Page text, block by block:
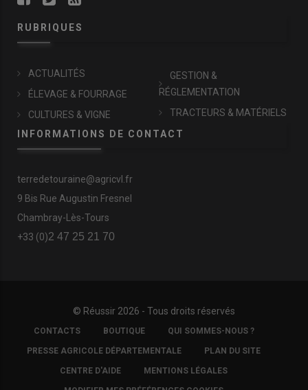
RUBRIQUES
ACTUALITÉS
ÉLEVAGE & FOURRAGE
CULTURES & VIGNE
GESTION &
RÉGLEMENTATION
TRACTEURS & MATÉRIELS
INFORMATIONS DE CONTACT
terredetouraine@agricvl.fr
9 Bis Rue Augustin Fresnel
Chambray-Lès-Tours
+33 (0)2 47 25 21 70
© Réussir 2026 - Tous droits réservés
FOOTER
COPYRIGHT
CONTACTS BOUTIQUE QUI SOMMES-NOUS ?
PRESSE AGRICOLE DÉPARTEMENTALE PLAN DU SITE
CENTRE D'AIDE MENTIONS LÉGALES